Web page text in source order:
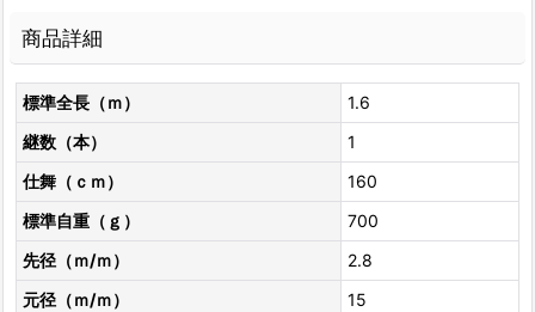
商品詳細
標準全長（ｍ）
1.6
継数（本）
1
仕舞（ｃｍ）
160
標準自重（ｇ）
700
先径（ｍ/ｍ）
2.8
元径（ｍ/ｍ）
15